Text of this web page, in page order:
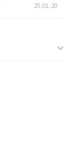
25.01.20